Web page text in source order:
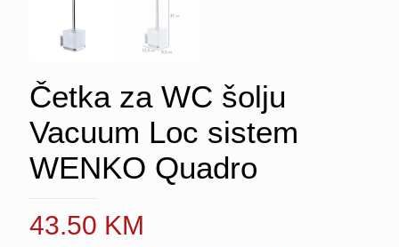
Četka za WC šolju
Vacuum Loc sistem
WENKO Quadro
43.50 KM